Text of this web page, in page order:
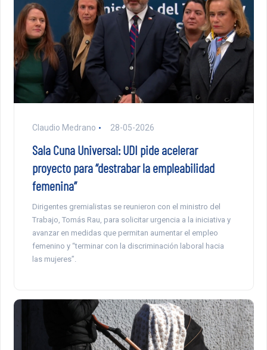
Claudio Medrano 28-05-2026
Sala Cuna Universal: UDI pide acelerar
proyecto para “destrabar la empleabilidad
femenina”
Dirigentes gremialistas se reunieron con el ministro del
Trabajo, Tomás Rau, para solicitar urgencia a la iniciativa y
avanzar en medidas que permitan aumentar el empleo
femenino y “terminar con la discriminación laboral hacia
las mujeres”.